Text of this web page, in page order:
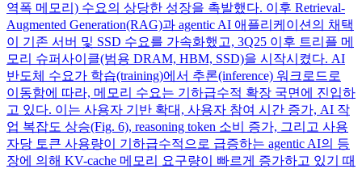
역폭 메모리) 수요의 상당한 성장을 촉발했다. 이후 Retrieval-
Augmented Generation(RAG)과 agentic AI 애플리케이션의 채택
이 기존 서버 및 SSD 수요를 가속화했고, 3Q25 이후 트리플 메
모리 슈퍼사이클(범용 DRAM, HBM, SSD)을 시작시켰다. AI
반도체 수요가 학습(training)에서 추론(inference) 워크로드로
이동함에 따라, 메모리 수요는 기하급수적 확장 국면에 진입하
고 있다. 이는 사용자 기반 확대, 사용자 참여 시간 증가, AI 작
업 복잡도 상승(Fig. 6), reasoning token 소비 증가, 그리고 사용
자당 토큰 사용량이 기하급수적으로 급증하는 agentic AI의 등
장에 의해 KV-cache 메모리 요구량이 빠르게 증가하고 있기 때